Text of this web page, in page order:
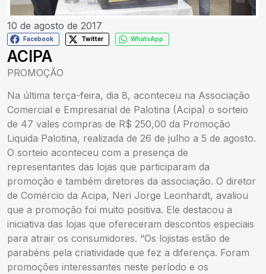
10 de agosto de 2017
Facebook Twitter WhatsApp
ACIPA
PROMOÇÃO
Na última terça-feira, dia 8, aconteceu na Associação
Comercial e Empresarial de Palotina (Acipa) o sorteio
de 47 vales compras de R$ 250,00 da Promoção
Liquida Palotina, realizada de 26 de julho a 5 de agosto.
O sorteio aconteceu com a presença de
representantes das lojas que participaram da
promoção e também diretores da associação. O diretor
de Comércio da Acipa, Neri Jorge Leonhardt, avaliou
que a promoção foi muito positiva. Ele destacou a
iniciativa das lojas que ofereceram descontos especiais
para atrair os consumidores. “Os lojistas estão de
parabéns pela criatividade que fez a diferença. Foram
promoções interessantes neste período e os